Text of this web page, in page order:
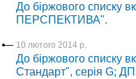
До біржового списку
ПЕРСПЕКТИВА".
10 лютого 2014 р.
До біржового списку
Стандарт", серія G;